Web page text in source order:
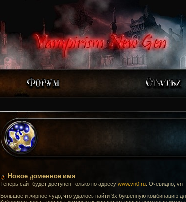
Новое доменное имя
Теперь сайт будет доступен только по адресу www.vn0.ru. Очевидно, vn -
Большое и жирное чудо, что удалось найти 3х буквенную комбинацию